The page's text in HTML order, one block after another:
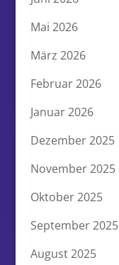
Mai 2026
März 2026
Februar 2026
Januar 2026
Dezember 2025
November 2025
Oktober 2025
September 2025
August 2025